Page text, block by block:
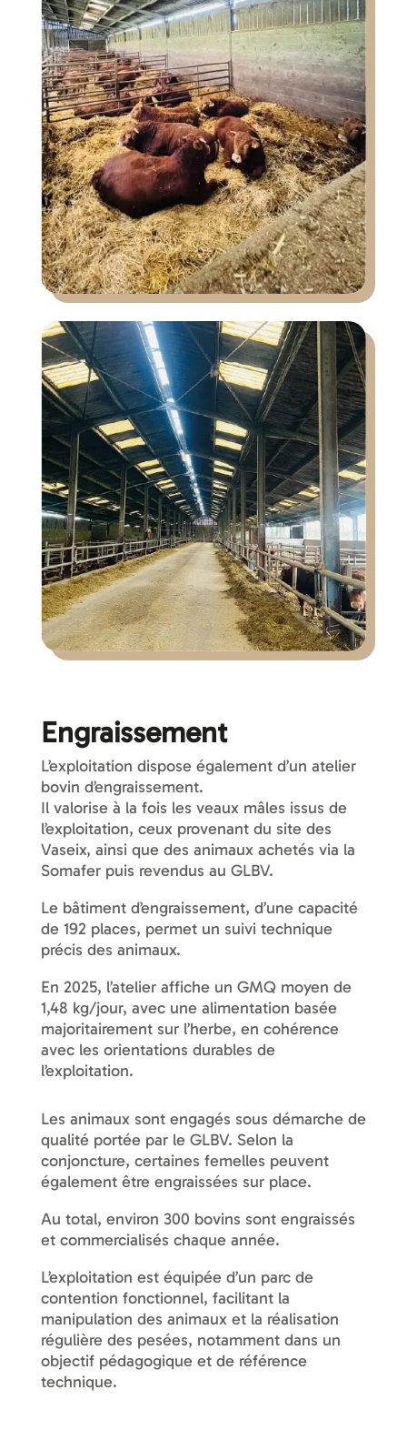
Engraissement
L’exploitation dispose également d’un atelier
bovin d’engraissement.
Il valorise à la fois les veaux mâles issus de
l’exploitation, ceux provenant du site des
Vaseix, ainsi que des animaux achetés via la
Somafer puis revendus au GLBV.
Le bâtiment d’engraissement, d’une capacité
de 192 places, permet un suivi technique
précis des animaux.
En 2025, l’atelier affiche un GMQ moyen de
1,48 kg/jour, avec une alimentation basée
majoritairement sur l’herbe, en cohérence
avec les orientations durables de
l’exploitation.
Les animaux sont engagés sous démarche de
qualité portée par le GLBV. Selon la
conjoncture, certaines femelles peuvent
également être engraissées sur place.
Au total, environ 300 bovins sont engraissés
et commercialisés chaque année.
L’exploitation est équipée d’un parc de
contention fonctionnel, facilitant la
manipulation des animaux et la réalisation
régulière des pesées, notamment dans un
objectif pédagogique et de référence
technique.